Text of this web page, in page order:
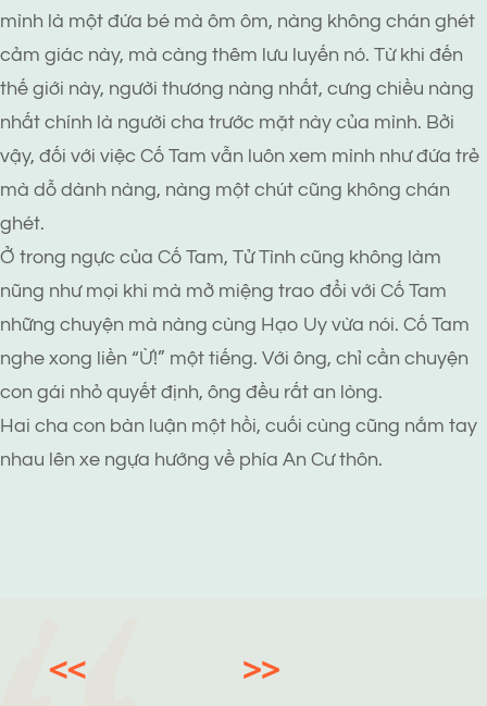
mình là một đứa bé mà ôm ôm, nàng không chán ghét
cảm giác này, mà càng thêm lưu luyến nó. Từ khi đến
thế giới này, người thương nàng nhất, cưng chiều nàng
nhất chính là người cha trước mặt này của mình. Bởi
vậy, đối với việc Cố Tam vẫn luôn xem mình như đứa trẻ
mà dỗ dành nàng, nàng một chút cũng không chán
ghét.
Ở trong ngực của Cố Tam, Tử Tình cũng không làm
nũng như mọi khi mà mở miệng trao đổi với Cố Tam
những chuyện mà nàng cùng Hạo Uy vừa nói. Cố Tam
nghe xong liền “Ừ!” một tiếng. Với ông, chỉ cần chuyện
con gái nhỏ quyết định, ông đều rất an lòng.
Hai cha con bàn luận một hồi, cuối cùng cũng nắm tay
nhau lên xe ngựa hướng về phía An Cư thôn.
<< >>